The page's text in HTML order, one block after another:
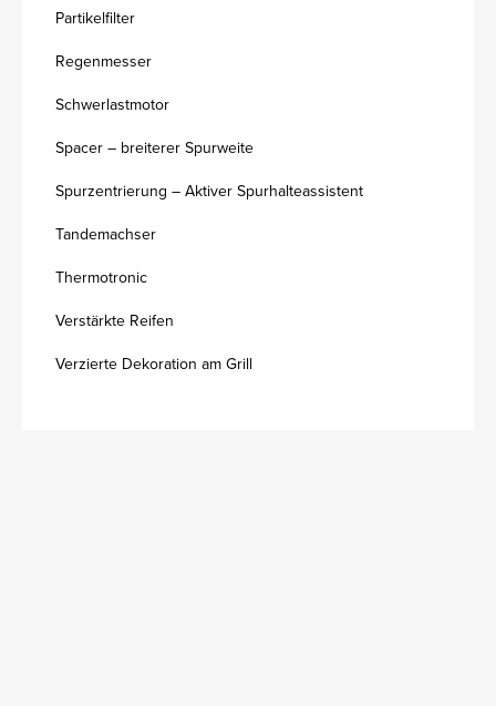
Partikelfilter
Regenmesser
Schwerlastmotor
Spacer – breiterer Spurweite
Spurzentrierung – Aktiver Spurhalteassistent
Tandemachser
Thermotronic
Verstärkte Reifen
Verzierte Dekoration am Grill